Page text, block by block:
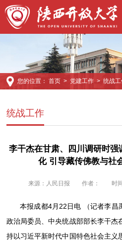
您的位置： 首页> 党建工作> 统战工
统战工作
李干杰在甘肃、四川调研时
化 引导藏传佛教与社
来源： 人民日报 作者： 时
本报成都4月22日电 （记者李昌
政治局委员、中央统战部部长李干杰
持以习近平新时代中国特色社会主义